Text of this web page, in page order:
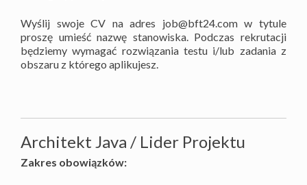
Wyślij swoje CV na adres job@bft24.com w tytule
proszę umieść nazwę stanowiska. Podczas rekrutacji
będziemy wymagać rozwiązania testu i/lub zadania z
obszaru z którego aplikujesz.
Architekt Java / Lider Projektu
Zakres obowiązków: